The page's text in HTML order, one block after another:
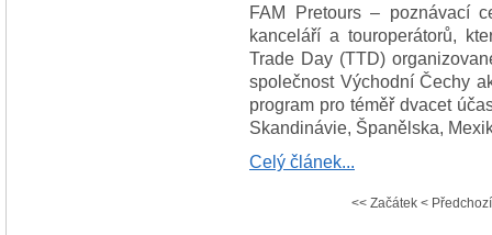
FAM Pretours – poznávací
kanceláří a touroperátorů,
Trade Day (TTD)
společnost Východní Čechy
program pro téměř dvacet
Skandinávie, Španělska,
Celý článek...
<< Začátek < Předchozí